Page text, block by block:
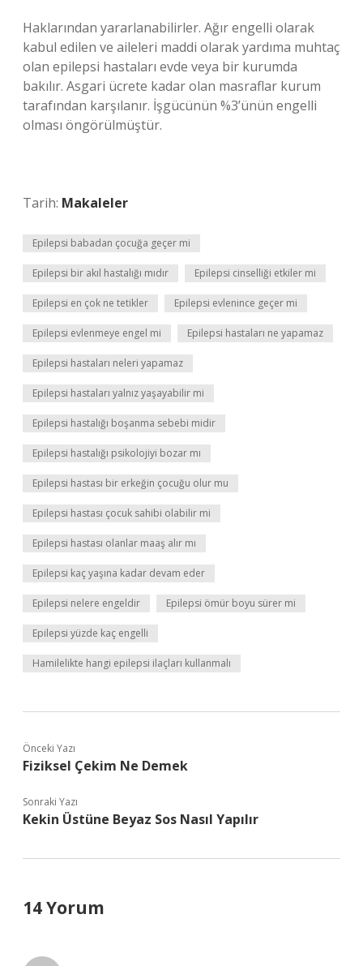
Haklarından yararlanabilirler. Ağır engelli olarak
kabul edilen ve aileleri maddi olarak yardıma muhtaç
olan epilepsi hastaları evde veya bir kurumda
bakılır. Asgari ücrete kadar olan masraflar kurum
tarafından karşılanır. İşgücünün %3’ünün engelli
olması öngörülmüştür.
Tarih: Makaleler
Epilepsi babadan çocuğa geçer mi
Epilepsi bir akıl hastalığı mıdır Epilepsi cinselliği etkiler mi
Epilepsi en çok ne tetikler Epilepsi evlenince geçer mi
Epilepsi evlenmeye engel mi Epilepsi hastaları ne yapamaz
Epilepsi hastaları neleri yapamaz
Epilepsi hastaları yalnız yaşayabilir mi
Epilepsi hastalığı boşanma sebebi midir
Epilepsi hastalığı psikolojiyi bozar mı
Epilepsi hastası bir erkeğin çocuğu olur mu
Epilepsi hastası çocuk sahibi olabilir mi
Epilepsi hastası olanlar maaş alır mı
Epilepsi kaç yaşına kadar devam eder
Epilepsi nelere engeldir Epilepsi ömür boyu sürer mi
Epilepsi yüzde kaç engelli
Hamilelikte hangi epilepsi ilaçları kullanmalı
Önceki Yazı
Fiziksel Çekim Ne Demek
Sonraki Yazı
Kekin Üstüne Beyaz Sos Nasıl Yapılır
14 Yorum